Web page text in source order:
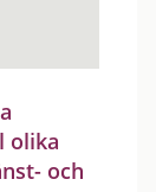
olika
och